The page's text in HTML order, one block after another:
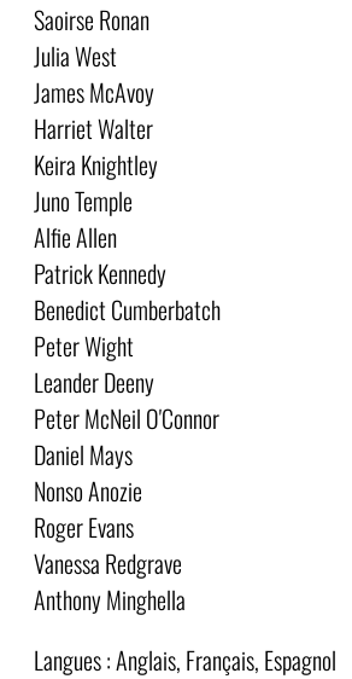
Saoirse Ronan
Julia West
James McAvoy
Harriet Walter
Keira Knightley
Juno Temple
Alfie Allen
Patrick Kennedy
Benedict Cumberbatch
Peter Wight
Leander Deeny
Peter McNeil O'Connor
Daniel Mays
Nonso Anozie
Roger Evans
Vanessa Redgrave
Anthony Minghella
Langues : Anglais, Français, Espagnol